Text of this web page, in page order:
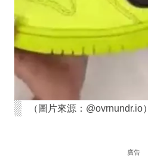
（圖片來源：@ovrnundr.io）
廣告